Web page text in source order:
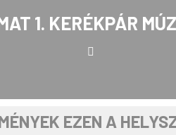
1. KERÉKPÁR
EZEN A